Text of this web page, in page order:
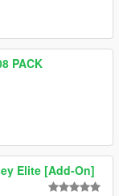
PACK
Elite [Add-On]